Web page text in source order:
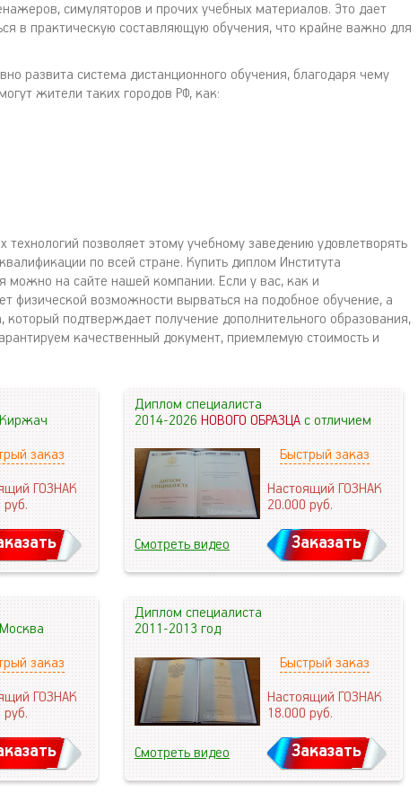
симуляторов и прочих учебных материалов. Это дает
в практическую составляющую обучения, что крайне важно для
развита система дистанционного обучения, благодаря чему
жители таких городов РФ, как:
технологий позволяет этому учебному заведению удовлетворять
по всей стране. Купить диплом Института
можно на сайте нашей компании. Если у вас, как и
физической возможности вырваться на подобное обучение, а
который подтверждает получение дополнительного образования,
качественный документ, приемлемую стоимость и
Киржач
заказ
ГОЗНАК
руб.
Диплом специалиста
2014-2026НОВОГО ОБРАЗЦАс отличием
Быстрый заказ
Настоящий ГОЗНАК
20.000руб.
Смотреть видео Заказать
Москва
заказ
ГОЗНАК
руб.
Диплом специалиста
2011-2013 год
Быстрый заказ
Настоящий ГОЗНАК
18.000руб.
Смотреть видео Заказать